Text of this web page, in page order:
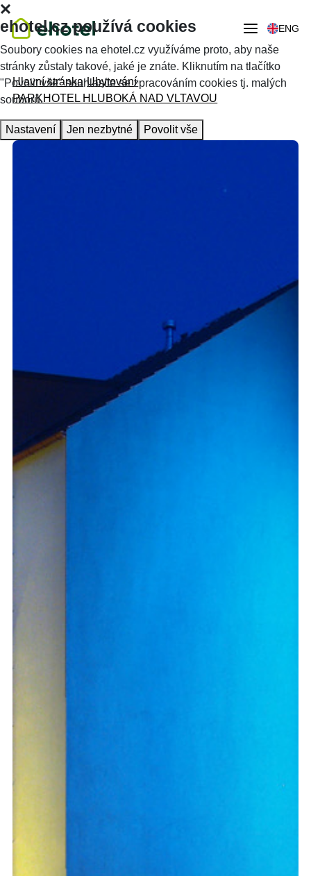
ENG
Hlavní stránka Ubytování
PARKHOTEL HLUBOKÁ NAD VLTAVOU
ehotel.cz používá cookies
Soubory cookies na ehotel.cz využíváme proto, aby naše
stránky zůstaly takové, jaké je znáte. Kliknutím na tlačítko
"Povolit vše" souhlasíte se zpracováním cookies tj. malých
souborů.
Nastavení Jen nezbytné Povolit vše